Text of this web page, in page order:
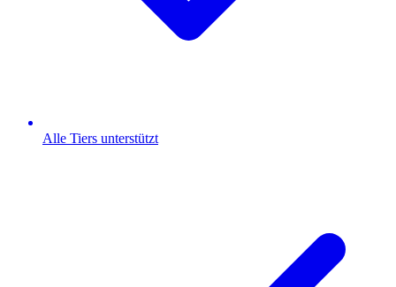
Alle Tiers unterstützt